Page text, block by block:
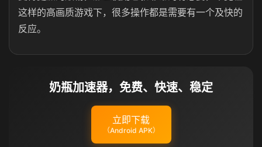
这样的高画质游戏下，很多操作都是需要有一个及快的
反应。
奶瓶加速器，免费、快速、稳定
立即下载
（Android APK）